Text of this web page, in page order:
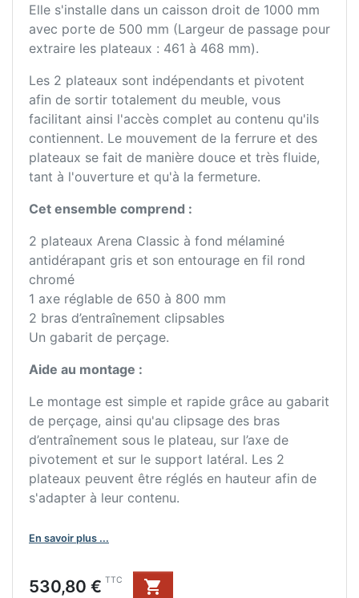
Elle s'installe dans un caisson droit de 1000 mm
avec porte de 500 mm (Largeur de passage pour
extraire les plateaux : 461 à 468 mm).
Les 2 plateaux sont indépendants et pivotent
afin de sortir totalement du meuble, vous
facilitant ainsi l'accès complet au contenu qu'ils
contiennent. Le mouvement de la ferrure et des
plateaux se fait de manière douce et très fluide,
tant à l'ouverture et qu'à la fermeture.
Cet ensemble comprend :
2 plateaux Arena Classic à fond mélaminé
antidérapant gris et son entourage en fil rond
chromé
1 axe réglable de 650 à 800 mm
2 bras d’entraînement clipsables
Un gabarit de perçage.
Aide au montage :
Le montage est simple et rapide grâce au gabarit
de perçage, ainsi qu'au clipsage des bras
d’entraînement sous le plateau, sur l’axe de
pivotement et sur le support latéral. Les 2
plateaux peuvent être réglés en hauteur afin de
s'adapter à leur contenu.
En savoir plus ...
Prix
530,80 € TTC
